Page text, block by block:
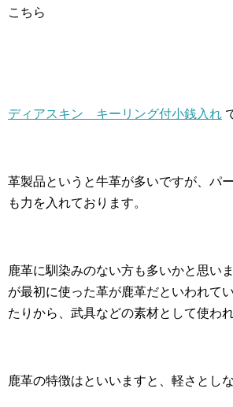
こちら
ディアスキン キーリング付小銭入れ
革製品というと牛革が多いですが、パ
も力を入れております。
鹿革に馴染みのない方も多いかと思い
が最初に使った革が鹿革だといわれて
たりから、武具などの素材として使わ
鹿革の特徴はといいますと、軽さとし